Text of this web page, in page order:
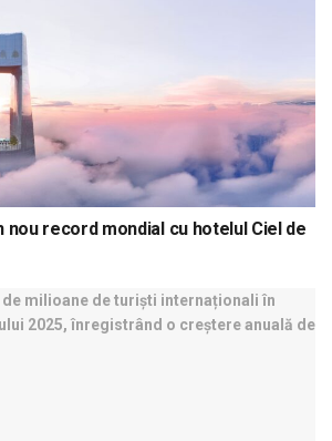
nou record mondial cu hotelul Ciel de